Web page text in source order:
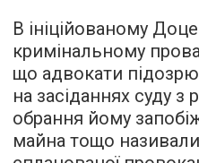
В ініційованому
кримінальному
що адвокати
на засіданнях суду з
обрання йому
майна тощо називали